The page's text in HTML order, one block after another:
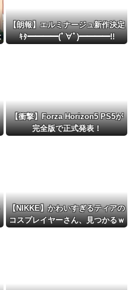
【朗報】エルミナージュ新作決定
ｷﾀ━━━━(ﾟ∀ﾟ)━━━━!!
【衝撃】Forza Horizon5 PS5が
完全版で正式発表！
【NIKKE】かわいすぎるティアの
コスプレイヤーさん、見つかるｗ